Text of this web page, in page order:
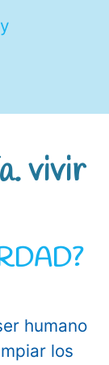
vivir
humano
los